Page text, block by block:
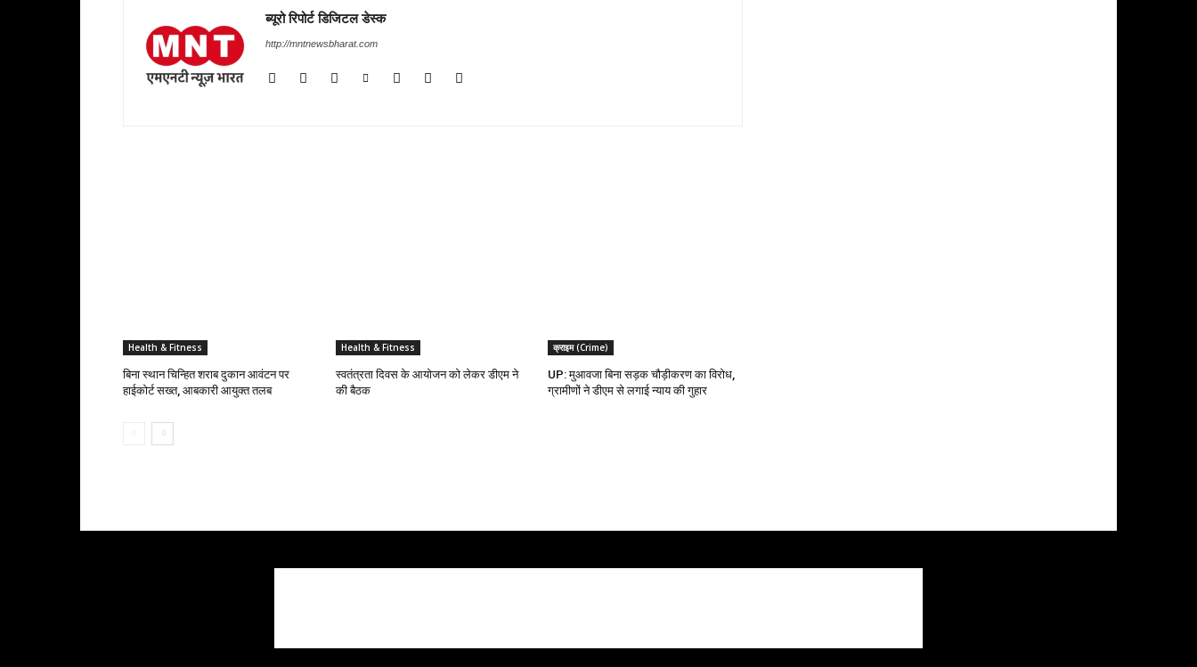
ब्यूरो रिपोर्ट डिजिटल डेस्क
http://mntnewsbharat.com
Health & Fitness
बिना स्थान चिन्हित शराब दुकान आवंटन पर
हाईकोर्ट सख्त, आबकारी आयुक्त तलब
Health & Fitness
स्वतंत्रता दिवस के आयोजन को लेकर डीएम ने
की बैठक
क्राइम (Crime)
UP: मुआवजा बिना सड़क चौड़ीकरण का विरोध,
ग्रामीणों ने डीएम से लगाई न्याय की गुहार